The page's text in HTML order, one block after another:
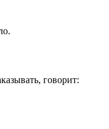
говорит: